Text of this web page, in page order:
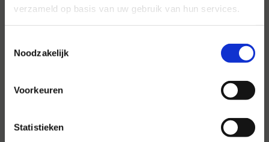
verzameld op basis van uw gebruik van hun services.
Noodzakelijk
Voorkeuren
Statistieken
Hansen Evenementen is uw partner voor
evenementen van groot tot klein.